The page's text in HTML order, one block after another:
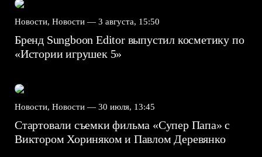
Новости, Новости — 3 августа, 15:50
Бренд Sungboon Editor выпустил косметику по
«Истории игрушек 5»
Новости, Новости — 30 июля, 13:45
Стартовали съемки фильма «Супер Папа» с
Виктором Хориняком и Павлом Деревянко